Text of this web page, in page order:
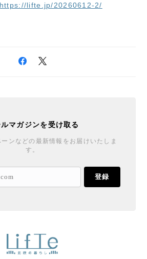
https://lifte.jp/20260612-2/
マガジンを受け取る
ンなどの最新情報をお届けいたしま
す。
登録